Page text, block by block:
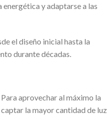
y adaptarse a las
el diseño inicial hasta la
durante décadas.
aprovechar al máximo la
la mayor cantidad de luz